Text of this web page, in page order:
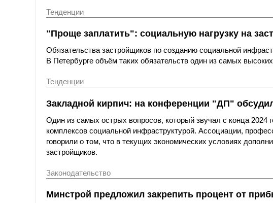
Тенденции
"Проще заплатить": социальную нагрузку на
Обязательства застройщиков по созданию социальной
В Петербурге объём таких обязательств один из самых
Тенденции
Закладной кирпич: на конференции "ДП"
Один из самых острых вопросов, который звучал с конца
комплексов социальной инфраструктурой. Ассоциации,
говорили о том, что в текущих экономических условиях
застройщиков.
Законодательство
Минстрой предложил закрепить процент от